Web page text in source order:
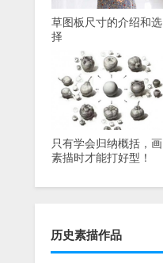
草图板尺寸的介绍和选
择
只有学会归纳概括，画
素描时才能打好型！
历史素描作品